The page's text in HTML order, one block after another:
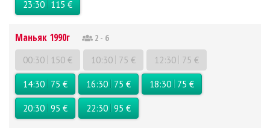
23:30 115 €
Маньяк 1990г
2 - 6
00:30
150 € 10:30 75 € 12:30 75 €
14:30 75 € 16:30 75 € 18:30 75 €
20:30 95 € 22:30 95 €